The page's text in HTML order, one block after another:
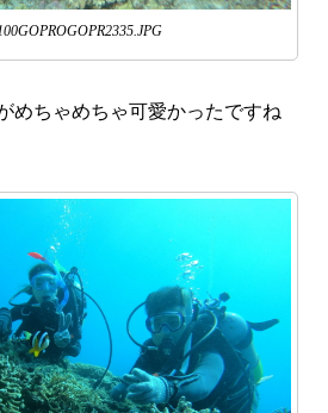
めちゃめちゃ可愛かったですね